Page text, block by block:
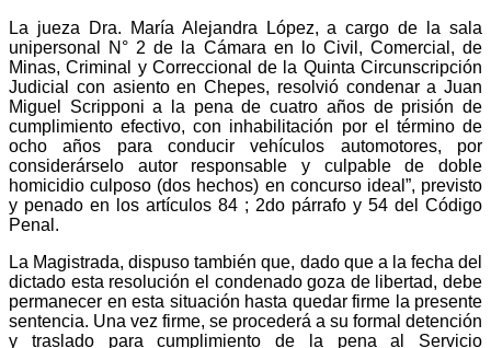
La jueza Dra. María Alejandra López, a cargo de la sala
unipersonal N° 2 de la Cámara en lo Civil, Comercial, de
Minas, Criminal y Correccional de la Quinta Circunscripción
Judicial con asiento en Chepes, resolvió condenar a Juan
Miguel Scripponi a la pena de cuatro años de prisión de
cumplimiento efectivo, con inhabilitación por el término de
ocho años para conducir vehículos automotores, por
considerárselo autor responsable y culpable de doble
homicidio culposo (dos hechos) en concurso ideal”, previsto
y penado en los artículos 84 ; 2do párrafo y 54 del Código
Penal.
La Magistrada, dispuso también que, dado que a la fecha del
dictado esta resolución el condenado goza de libertad, debe
permanecer en esta situación hasta quedar firme la presente
sentencia. Una vez firme, se procederá a su formal detención
y traslado para cumplimiento de la pena al Servicio